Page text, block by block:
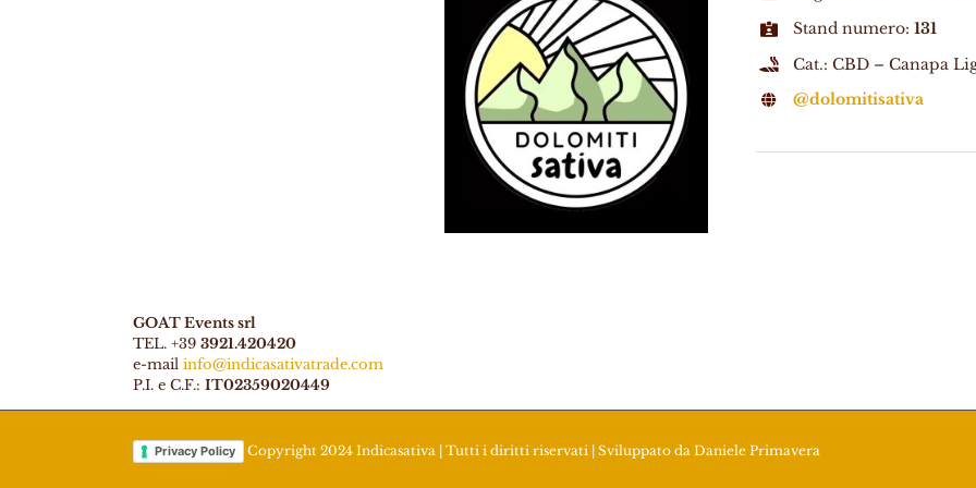
Stand numero: 131
Cat.: CBD – Canapa
@dolomitisativa
GOAT Events srl
TEL. +39 3921.420420
e-mail info@indicasativatrade.com
P.I. e C.F.: IT02359020449
Privacy Policy Copyright 2024 Indicasativa | Tutti i diritti riservati | Sviluppato da Daniele Primavera